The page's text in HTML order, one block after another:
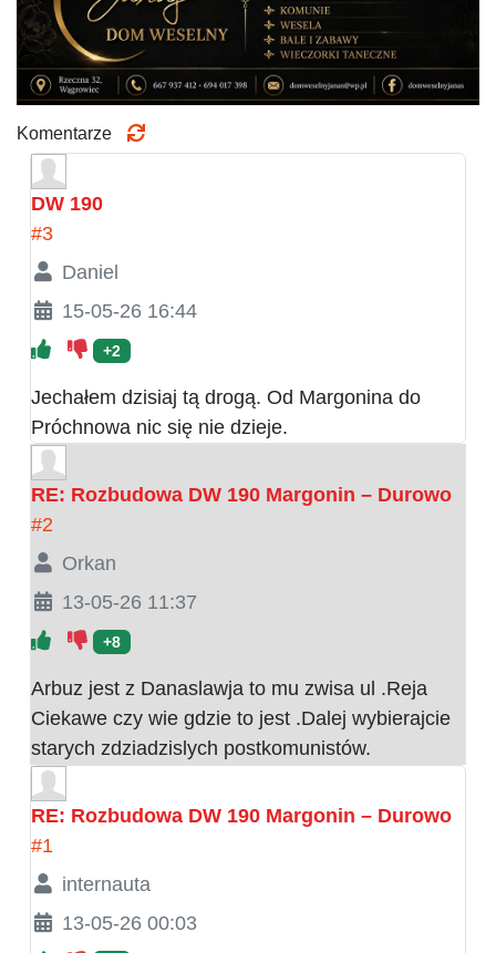
Komentarze
DW 190
#3
Daniel
15-05-26 16:44
+2
Jechałem dzisiaj tą drogą. Od Margonina do
Próchnowa nic się nie dzieje.
RE: Rozbudowa DW 190 Margonin – Durowo
#2
Orkan
13-05-26 11:37
+8
Arbuz jest z Danaslawja to mu zwisa ul .Reja
Ciekawe czy wie gdzie to jest .Dalej wybierajcie
starych zdziadzislych postkomunistów.
RE: Rozbudowa DW 190 Margonin – Durowo
#1
internauta
13-05-26 00:03